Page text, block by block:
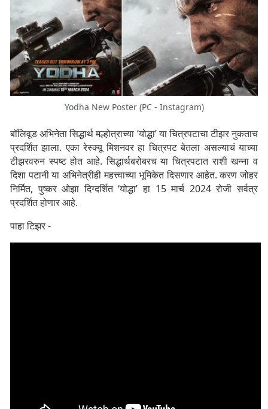
Yodha New Poster (PC - Instagram)
बॉलिवूड अभिनेता सिद्धार्थ मल्होत्राच्या ‘योद्धा’ या चित्रपटाचा टीझर नुकताच
प्रदर्शित झाला. एका रेस्क्यू मिशनवर हा चित्रपट बेतला असल्याचं याच्या
टीझरवरुन स्पष्ट होत आहे. सिद्धार्थबरोबरच या चित्रपटात राशी खन्ना व
दिशा पटानी या अभिनेत्रीही महत्त्वाच्या भूमिकेत दिसणार आहेत. करण जोहर
निर्मित, पुष्कर ओझा दिग्दर्शित ‘योद्धा’ हा 15 मार्च 2024 रोजी सर्वत्र
प्रदर्शित होणार आहे.
पाहा टिझर -